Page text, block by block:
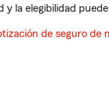
y la elegibilidad
de seguro de